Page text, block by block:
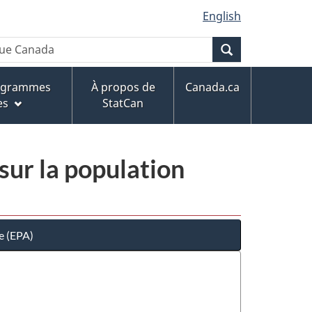
English
À propos de
StatCan
Canada.ca
la population
(EPA)